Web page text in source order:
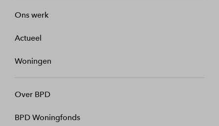
Ons werk
Actueel
Woningen
Over BPD
BPD Woningfonds